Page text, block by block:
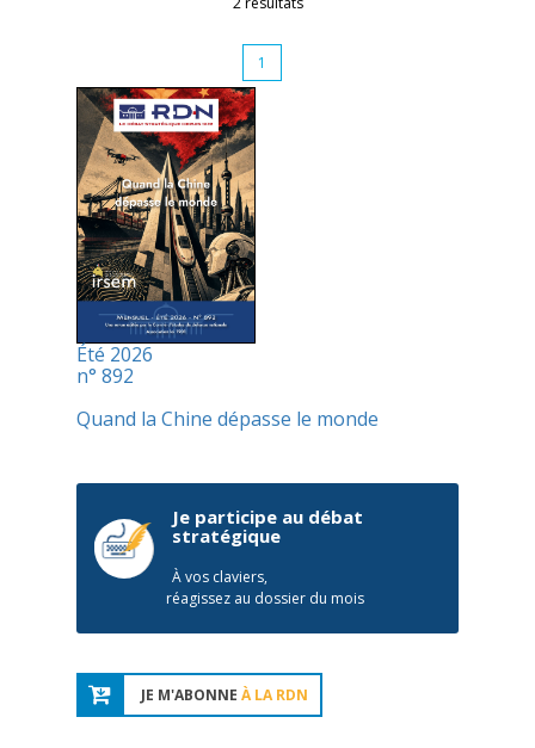
1
Été 2026
n° 892
Quand la Chine dépasse le monde
Je participe au débat
stratégique
À vos claviers,
réagissez au dossier du mois
JE M'ABONNE À LA RDN